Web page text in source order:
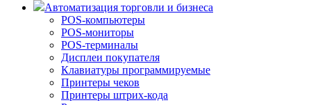
Автоматизация торговли и бизнеса
POS-компьютеры
POS-мониторы
POS-терминалы
Дисплеи покупателя
Клавиатуры программируемые
Принтеры чеков
Принтеры штрих-кода